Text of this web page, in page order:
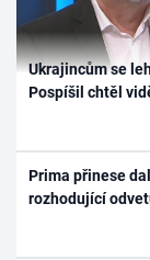
Ukrajincům se
Pospíšil chtěl
Prima přinese
rozhodující